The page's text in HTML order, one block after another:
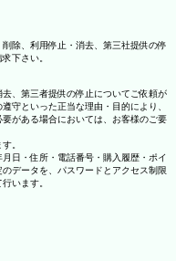
除、利用停止・消去、第三社提供の停
下さい。
、第三者提供の停止についてご依頼が
守といった正当な理由・目的により、
がある場合においては、お客様のご要
。
日・住所・電話番号・購入履歴・ポイ
データを、パスワードとアクセス制限
います。